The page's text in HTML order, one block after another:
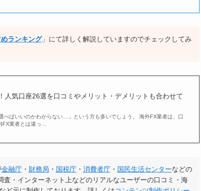
ランキング」にて詳しく解説していますのでチェックしてみ
人気口座26選を口コミやメリット・デメリットも合わせて
べばいいのかわからない…」という方も多いでしょう。 海外FX業者は、口
FX業者とは違っ…
金融庁・ 財務局 ・ 国税庁・ 消費者庁・ 国民生活センターなどの
・インターネット上などのリアルなユーザーの口コミ・海